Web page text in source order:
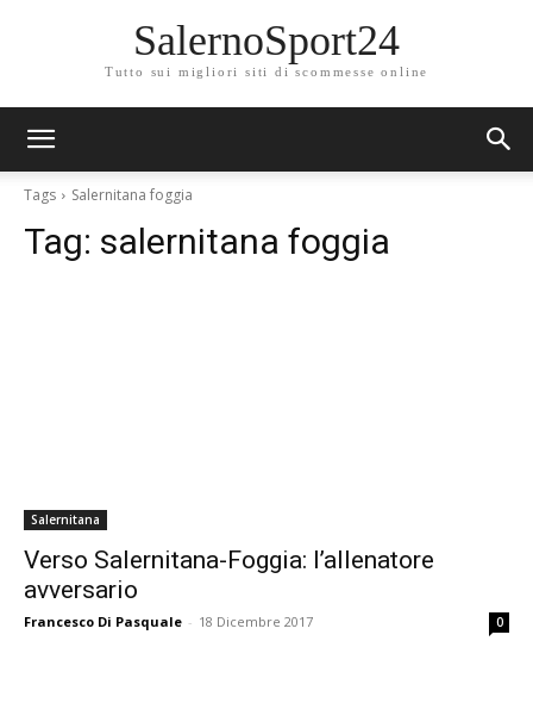
SalernoSport24
Tutto sui migliori siti di scommesse online
Tags Salernitana foggia
Tag: salernitana foggia
Salernitana
Verso Salernitana-Foggia: l’allenatore
avversario
Francesco Di Pasquale - 18 Dicembre 2017 0